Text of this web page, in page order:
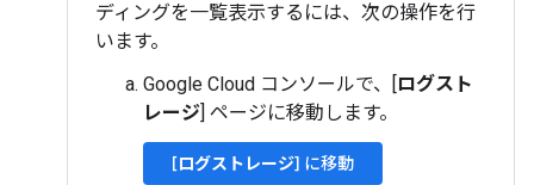
ディングを一覧表示するには、次の操作を行
います。
Google Cloud コンソールで、[
ログスト
レージ ] ページに移動します。
[ログストレージ] に移動